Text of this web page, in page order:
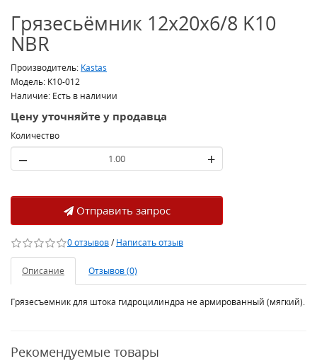
Грязесьёмник 12x20x6/8 K10
NBR
Производитель: Kastas
Модель: K10-012
Наличие: Есть в наличии
Цену уточняйте у продавца
Количество
– +
Отправить запрос
0 отзывов/Написать отзыв
Описание Отзывов (0)
Грязесъемник для штока гидроцилиндра не армированный (мягкий).
Рекомендуемые товары